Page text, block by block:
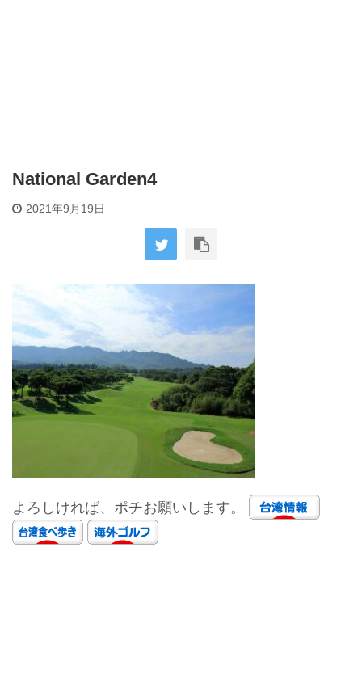
National Garden4
2021年9月19日
よろしければ、ポチお願いします。